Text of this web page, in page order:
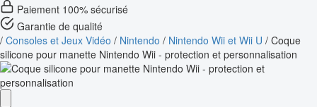
Paiement 100% sécurisé
Garantie de qualité
/ Consoles et Jeux Vidéo / Nintendo / Nintendo Wii et Wii U / Coque
silicone pour manette Nintendo Wii - protection et personnalisation